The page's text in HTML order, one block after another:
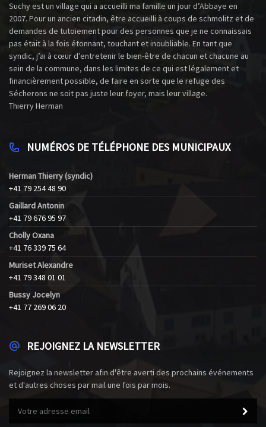
Suchy est un village qui a accueilli ma famille un jour d’Abbaye en
2007. Pour un ancien citadin, être accueilli à coups de schmolitz et de
demandes de tutoiement pour des personnes que je ne connaissais
pas était à la fois étonnant, touchant et inoubliable. En tant que
syndic, j’ai à cœur d’entretenir le bien-être de chacun et chacune au
sein de la commune, dans les limites de ce qui est légalement et
financièrement possible, de faire en sorte que le refuge des
Sécherons ne soit pas juste leur foyer, mais leur village.
Thierry Herman
NUMÉROS DE TÉLÉPHONE DES MUNICIPAUX
Herman Thierry (syndic)
+41 79 254 48 90
Gaillard Antonin
+41 79 676 95 97
Cholly Oxana
+41 76 339 75 64
Muriset Alexandre
+41 79 348 01 01
Bussy Jocelyn
+41 77 269 06 20
REJOIGNEZ LA NEWSLETTER
Rejoignez la newsletter afin d'être averti des prochains événements
et d'autres choses par mail une fois par mois.